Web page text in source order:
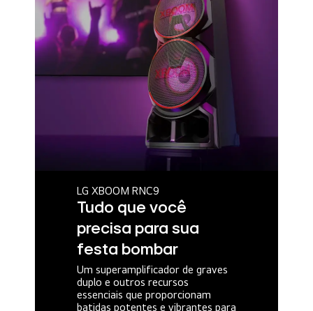
LG XBOOM RNC9
Tudo que você
precisa para sua
festa bombar
Um superamplificador de graves
duplo e outros recursos
essenciais que proporcionam
batidas potentes e vibrantes para